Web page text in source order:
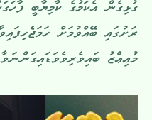
ގުޅިގެން އެކަމުގެ ކާމިޔާބީ
ރަށުގައި ބޭއްވުމަށް
މުޢިޢްޒު